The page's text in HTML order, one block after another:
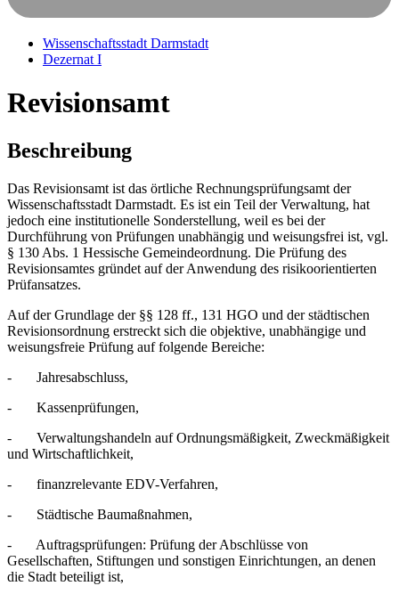
Wissenschaftsstadt Darmstadt
Dezernat I
Revisionsamt
Beschreibung
Das Revisionsamt ist das örtliche Rechnungsprüfungsamt der
Wissenschaftsstadt Darmstadt. Es ist ein Teil der Verwaltung, hat
jedoch eine institutionelle Sonderstellung, weil es bei der
Durchführung von Prüfungen unabhängig und weisungsfrei ist, vgl.
§ 130 Abs. 1 Hessische Gemeindeordnung. Die Prüfung des
Revisionsamtes gründet auf der Anwendung des risikoorientierten
Prüfansatzes.
Auf der Grundlage der §§ 128 ff., 131 HGO und der städtischen
Revisionsordnung erstreckt sich die objektive, unabhängige und
weisungsfreie Prüfung auf folgende Bereiche:
- Jahresabschluss,
- Kassenprüfungen,
- Verwaltungshandeln auf Ordnungsmäßigkeit, Zweckmäßigkeit
und Wirtschaftlichkeit,
- finanzrelevante EDV-Verfahren,
- Städtische Baumaßnahmen,
- Auftragsprüfungen: Prüfung der Abschlüsse von
Gesellschaften, Stiftungen und sonstigen Einrichtungen, an denen
die Stadt beteiligt ist,